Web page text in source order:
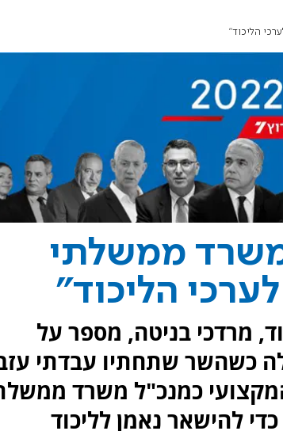
הליכוד"
משרד ממשלתי
הליכוד"
מרדכי בניטה, מספר על
כשהשר שתחתיו עבדתי
כמנכ"ל משרד
להישאר נאמן לליכוד